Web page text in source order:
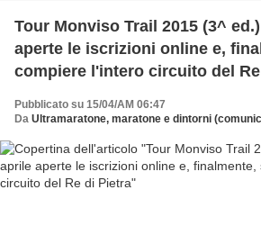
Tour Monviso Trail 2015 (3^
aperte le iscrizioni online e,
compiere l'intero circuito del
Pubblicato su 15/04/AM 06:47
Da Ultramaratone, maratone e dintorni